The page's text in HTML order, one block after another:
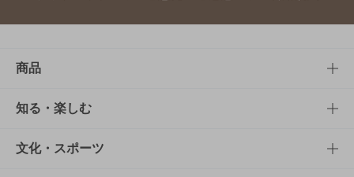
商品
商品TOP
商品一覧
知る・楽しむ
知る・楽しむTOP
文化・スポーツ